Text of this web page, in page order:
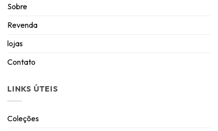
Sobre
Revenda
lojas
Contato
LINKS ÚTEIS
Coleções